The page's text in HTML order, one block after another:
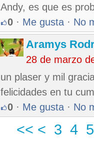
Andy, es que es
0 · Me gusta · No
Aramys
28 de marzo
un plaser y mil
felicidades en tu
0 · Me gusta · No
<< < 3 4 5